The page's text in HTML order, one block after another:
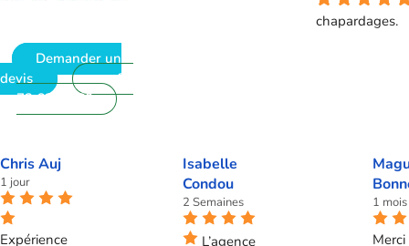
Demander un
devis
09
72 62 28 60
chapardages.
Chris Auj
1 jour
Expérience
Isabelle
Condou
2 Semaines
L’agence
1 mois